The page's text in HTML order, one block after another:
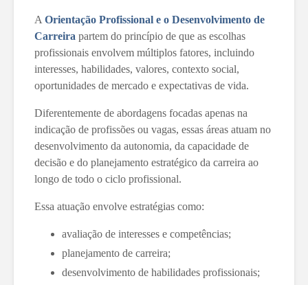
A Orientação Profissional e o Desenvolvimento de
Carreira partem do princípio de que as escolhas
profissionais envolvem múltiplos fatores, incluindo
interesses, habilidades, valores, contexto social,
oportunidades de mercado e expectativas de vida.
Diferentemente de abordagens focadas apenas na
indicação de profissões ou vagas, essas áreas atuam no
desenvolvimento da autonomia, da capacidade de
decisão e do planejamento estratégico da carreira ao
longo de todo o ciclo profissional.
Essa atuação envolve estratégias como:
avaliação de interesses e competências;
planejamento de carreira;
desenvolvimento de habilidades profissionais;